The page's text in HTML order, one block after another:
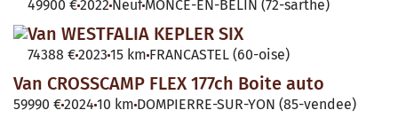
49900 €2022 Neuf MONCE-EN-BELIN (72-sarthe)
Van WESTFALIA KEPLER SIX
74388 €2023 15 km FRANCASTEL (60-oise)
Van CROSSCAMP FLEX 177ch Boite auto
59990 €2024 10 km DOMPIERRE-SUR-YON (85-vendee)